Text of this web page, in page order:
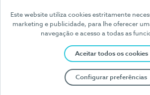
Este website utiliza cookies estritamente
marketing e publicidade, para lhe oferecer
navegação e acesso a todas as
Aceitar todos os cookies
Configurar preferências